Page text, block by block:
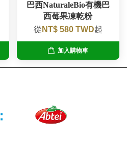
巴西NaturaleBio有機巴
西莓果凍乾粉
從 NT$ 580 TWD起
加入購物車